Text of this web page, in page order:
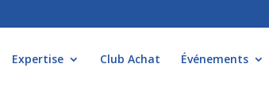
Expertise Club Achat Événements